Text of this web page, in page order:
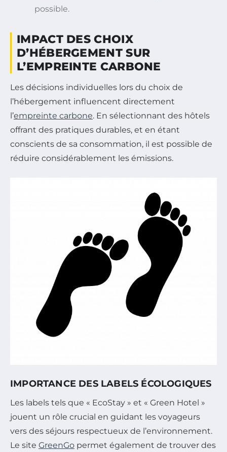
possible.
IMPACT DES CHOIX
D’HÉBERGEMENT SUR
L’EMPREINTE CARBONE
Les décisions individuelles lors du choix de
l’hébergement influencent directement
l’empreinte carbone. En sélectionnant des hôtels
offrant des pratiques durables, et en étant
conscients de sa consommation, il est possible de
réduire considérablement les émissions.
IMPORTANCE DES LABELS ÉCOLOGIQUES
Les labels tels que « EcoStay » et « Green Hotel »
jouent un rôle crucial en guidant les voyageurs
vers des séjours respectueux de l’environnement.
Le site GreenGo permet également de trouver des